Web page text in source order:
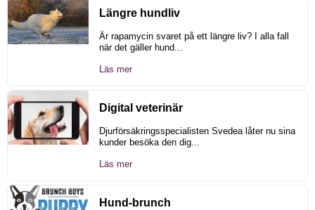
Längre hundliv
Är rapamycin svaret på ett längre liv? I alla fall
när det gäller hund...
Läs mer
Digital veterinär
Djurförsäkringsspecialisten Svedea låter nu sina
kunder besöka den dig...
Läs mer
Hund-brunch